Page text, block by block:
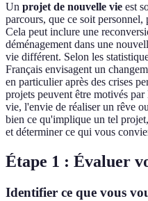
Un projet de nouvelle vie est
parcours, que ce soit
Cela peut inclure une
déménagement dans une
vie différent. Selon les
Français envisagent un
en particulier après des crises
projets peuvent être motivés
vie, l'envie de réaliser un rêve
bien ce qu'implique un tel
et déterminer ce qui vous
Étape 1 : Évaluer
Identifier ce que vous